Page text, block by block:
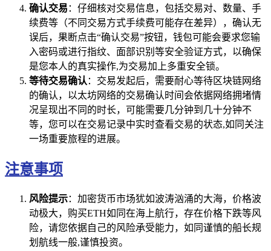
确认交易 ：仔细核对交易信息，包括交易对、数量、手
续费等（不同交易方式手续费可能存在差异），确认无
误后，果断点击“确认交易”按钮，钱包可能会要求您输
入密码或进行指纹、面部识别等安全验证方式，以确保
是您本人的真实操作,为交易加上多重安全锁。
等待交易确认 ：交易发起后，需要耐心等待区块链网络
的确认，以太坊网络的交易确认时间会依据网络拥堵情
况呈现出不同的时长，可能需要几分钟到几十分钟不
等，您可以在交易记录中实时查看交易的状态,如同关注
一场重要旅程的进展。
注意事项
风险提示：加密货币市场犹如波涛汹涌的大海，价格波
动极大，购买ETH如同在海上航行，存在价格下跌等风
险，请您依据自己的风险承受能力，如同谨慎的船长规
划航线一般,谨慎投资。